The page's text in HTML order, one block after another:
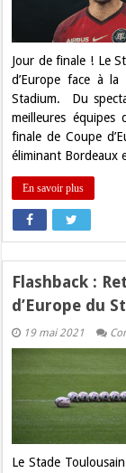
Jour de finale ! Le
d’Europe face à
Stadium. Du
meilleures
finale de Coupe
éliminant Bordeaux
En savoir plus
Flashback :
d’Europe du
19 mai 2021
Le Stade